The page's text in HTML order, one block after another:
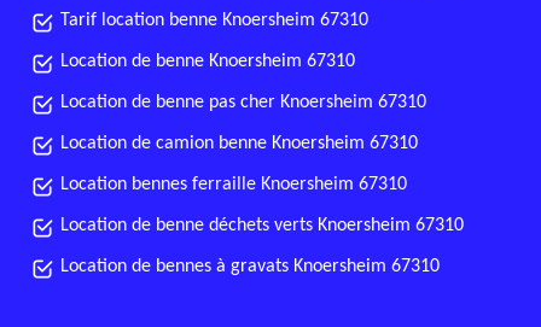
Tarif location benne Knoersheim 67310
Location de benne Knoersheim 67310
Location de benne pas cher Knoersheim 67310
Location de camion benne Knoersheim 67310
Location bennes ferraille Knoersheim 67310
Location de benne déchets verts Knoersheim 67310
Location de bennes à gravats Knoersheim 67310